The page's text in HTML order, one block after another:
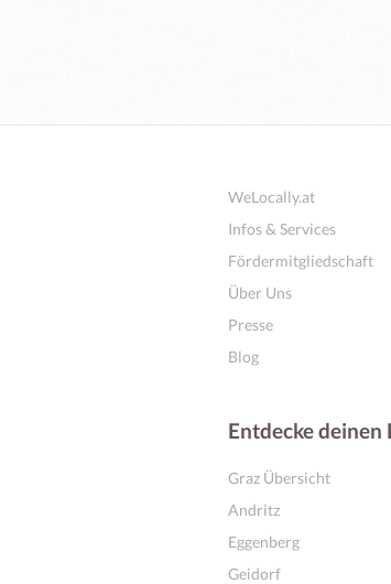
WeLocally.at
Infos & Services
Fördermitgliedschaft
Über Uns
Presse
Blog
Entdecke deinen
Graz Übersicht
Andritz
Eggenberg
Geidorf